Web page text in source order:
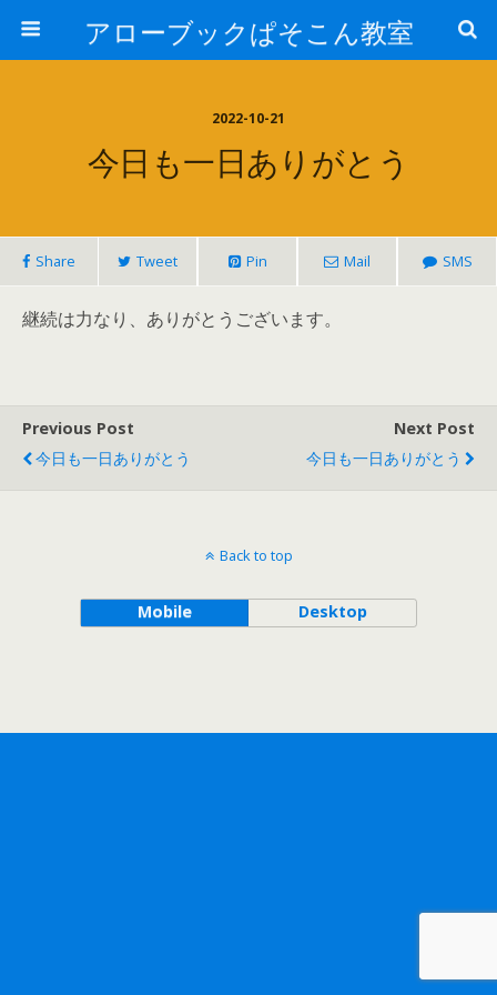
アローブックぱそこん教室
2022-10-21
今日も一日ありがとう
Share Tweet Pin Mail SMS
継続は力なり、ありがとうございます。
Previous Post
今日も一日ありがとう
Next Post
今日も一日ありがとう
Back to top
Mobile Desktop